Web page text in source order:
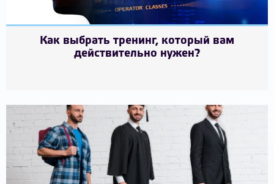
Как выбрать тренинг, который вам
действительно нужен?